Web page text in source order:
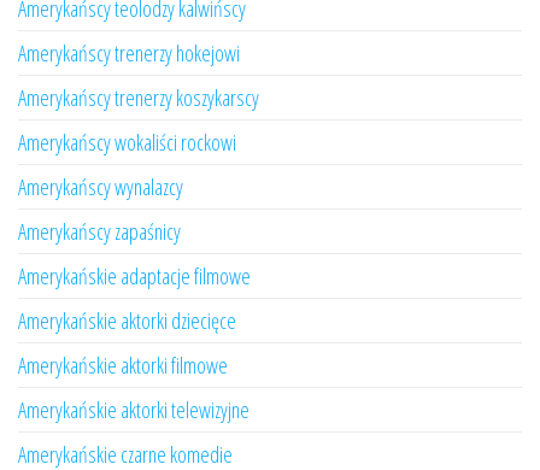
Amerykańscy teolodzy kalwińscy
Amerykańscy trenerzy hokejowi
Amerykańscy trenerzy koszykarscy
Amerykańscy wokaliści rockowi
Amerykańscy wynalazcy
Amerykańscy zapaśnicy
Amerykańskie adaptacje filmowe
Amerykańskie aktorki dziecięce
Amerykańskie aktorki filmowe
Amerykańskie aktorki telewizyjne
Amerykańskie czarne komedie